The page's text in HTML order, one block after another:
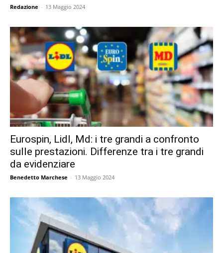
Redazione - 13 Maggio 2024
Eurospin, Lidl, Md: i tre grandi a confronto
sulle prestazioni. Differenze tra i tre grandi
da evidenziare
Benedetto Marchese - 13 Maggio 2024